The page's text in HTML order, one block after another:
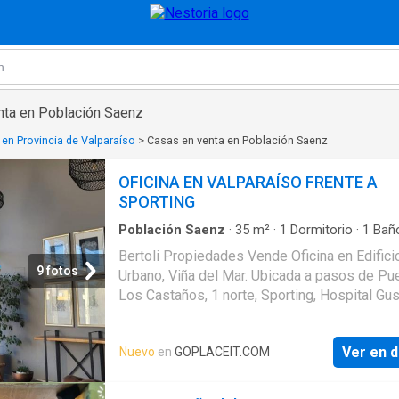
en Población Saenz
Provincia de Valparaíso > Casas en venta en Población Saenz
9 fotos
OFICINA EN VALPARAÍSO FRENTE A
SPORTING
Población Saenz · 35 m² · 1 Dormitorio · 1
Bertoli Propiedades Vende Oficina en
Urbano, Viña del Mar. Ubicada a pasos de
Los Castaños, 1 norte, Sporting, Hospital
Tercer piso Consta de un amplio espacio
muebles de excelente calidad, kitchenette y
Los Gastos Comunes son aproximadamente
Nuevo en GOPLACEIT.COM Ver en